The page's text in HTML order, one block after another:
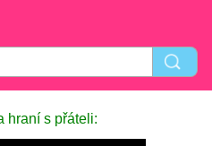
hraní s přáteli: